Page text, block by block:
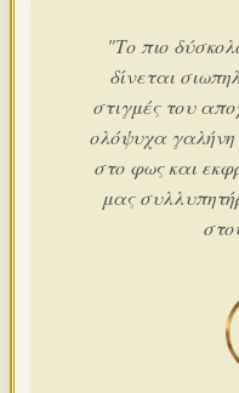
"Το πιο
δίνεται
στιγμές του
ολόψυχα γαλήνη
στο φως και
μας